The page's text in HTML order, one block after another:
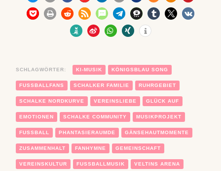
SCHLAGWÖRTER: KI-MUSIK KÖNIGSBLAU SONG
FUSSBALLFANS SCHALKER FAMILIE RUHRGEBIET
SCHALKE NORDKURVE VEREINSLIEBE GLÜCK AUF
EMOTIONEN SCHALKE COMMUNITY MUSIKPROJEKT
FUSSBALL PHANTASIERAUMDE GÄNSEHAUTMOMENTE
ZUSAMMENHALT FANHYMNE GEMEINSCHAFT
VEREINSKULTUR FUSSBALLMUSIK VELTINS ARENA